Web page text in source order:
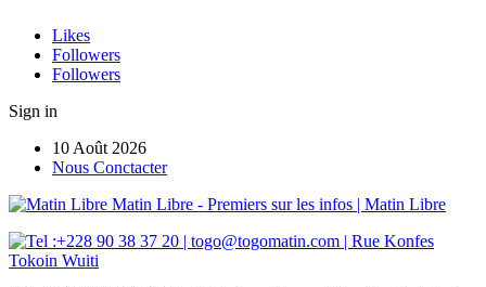
Likes
Followers
Followers
Sign in
10 Août 2026
Nous Conctacter
Matin Libre - Premiers sur les infos | Matin Libre